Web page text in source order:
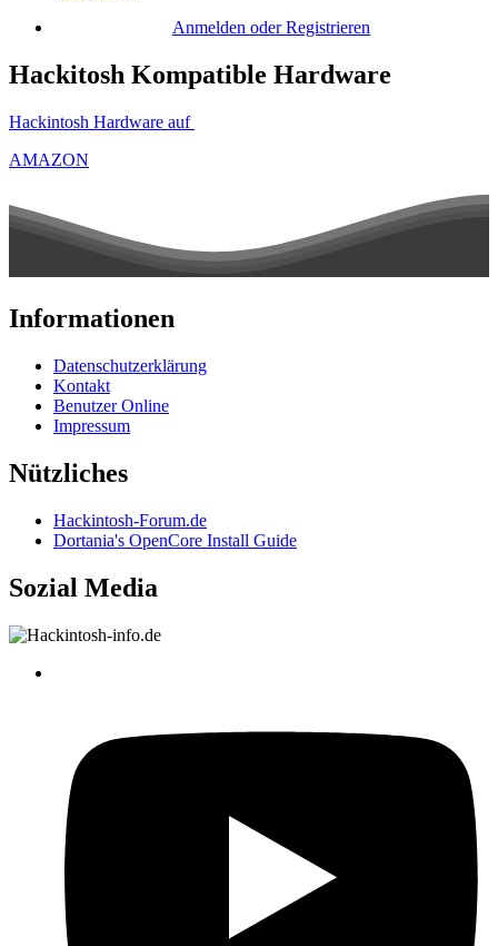
Anmelden oder Registrieren
Hackitosh Kompatible Hardware
Hackintosh Hardware auf
AMAZON
Informationen
Datenschutzerklärung
Kontakt
Benutzer Online
Impressum
Nützliches
Hackintosh-Forum.de
Dortania's OpenCore Install Guide
Sozial Media